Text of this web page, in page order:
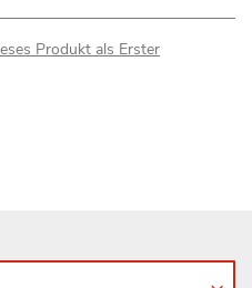
Produkt als Erster